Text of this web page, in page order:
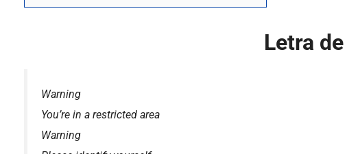
Letra
Warning
You’re in a restricted area
Warning